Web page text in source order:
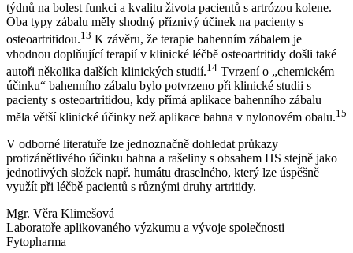
týdnů na bolest funkci a kvalitu života pacientů s artrózou kolene.
Oba typy zábalu měly shodný příznivý účinek na pacienty s
osteoartritidou.13 K závěru, že terapie bahenním zábalem je
vhodnou doplňující terapií v klinické léčbě osteoartritidy došli také
autoři několika dalších klinických studií.14 Tvrzení o „chemickém
účinku“ bahenního zábalu bylo potvrzeno při klinické studii s
pacienty s osteoartritidou, kdy přímá aplikace bahenního zábalu
měla větší klinické účinky než aplikace bahna v nylonovém obalu.15
V odborné literatuře lze jednoznačně dohledat průkazy
protizánětlivého účinku bahna a rašeliny s obsahem HS stejně jako
jednotlivých složek např. humátu draselného, který lze úspěšně
využít při léčbě pacientů s různými druhy artritidy.
Mgr. Věra Klimešová
Laboratoře aplikovaného výzkumu a vývoje společnosti
Fytopharma